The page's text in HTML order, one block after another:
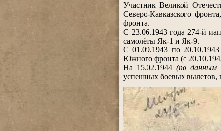
Участник Великой
Северо-Кавказского
фронта.
С 23.06.1943 года 274-й
самолёты Як-1 и Як-9.
С 01.09.1943 по
Южного фронта (с
На 15.02.1944(по данным
успешных боевых вылетов,